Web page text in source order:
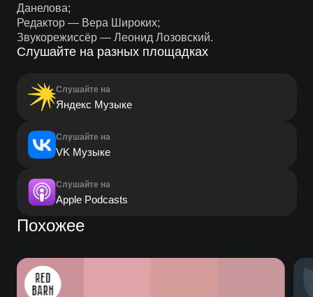
Данелова;
Редактор — Вера Широких;
Звукорежиссёр — Леонид Лозовский.
Слушайте на разных площадках
Слушайте на
Яндекс Музыке
Слушайте на
VK Музыке
Слушайте на
Apple Podcasts
Похожее